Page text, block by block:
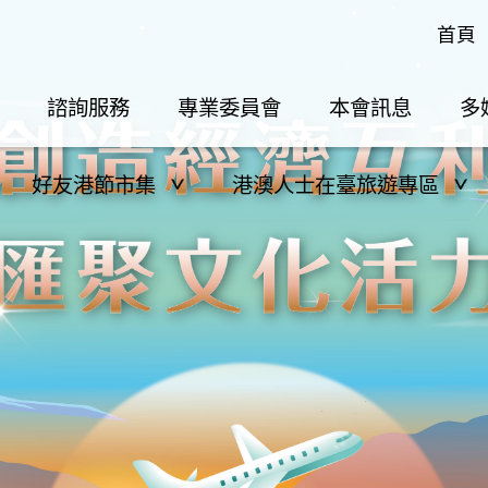
首頁
諮詢服務 專業委員會 本會訊息 多
好友港節市集 港澳人士在臺旅遊專區